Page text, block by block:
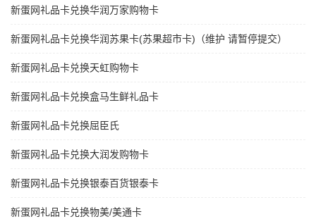
新蛋网礼品卡兑换华润万家购物卡
新蛋网礼品卡兑换华润苏果卡(苏果超市卡)（维护 请暂停提交）
新蛋网礼品卡兑换天虹购物卡
新蛋网礼品卡兑换盒马生鲜礼品卡
新蛋网礼品卡兑换屈臣氏
新蛋网礼品卡兑换大润发购物卡
新蛋网礼品卡兑换银泰百货银泰卡
新蛋网礼品卡兑换物美/美通卡